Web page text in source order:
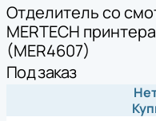
Отделитель со
MERTECH
(MER4607)
Под заказ